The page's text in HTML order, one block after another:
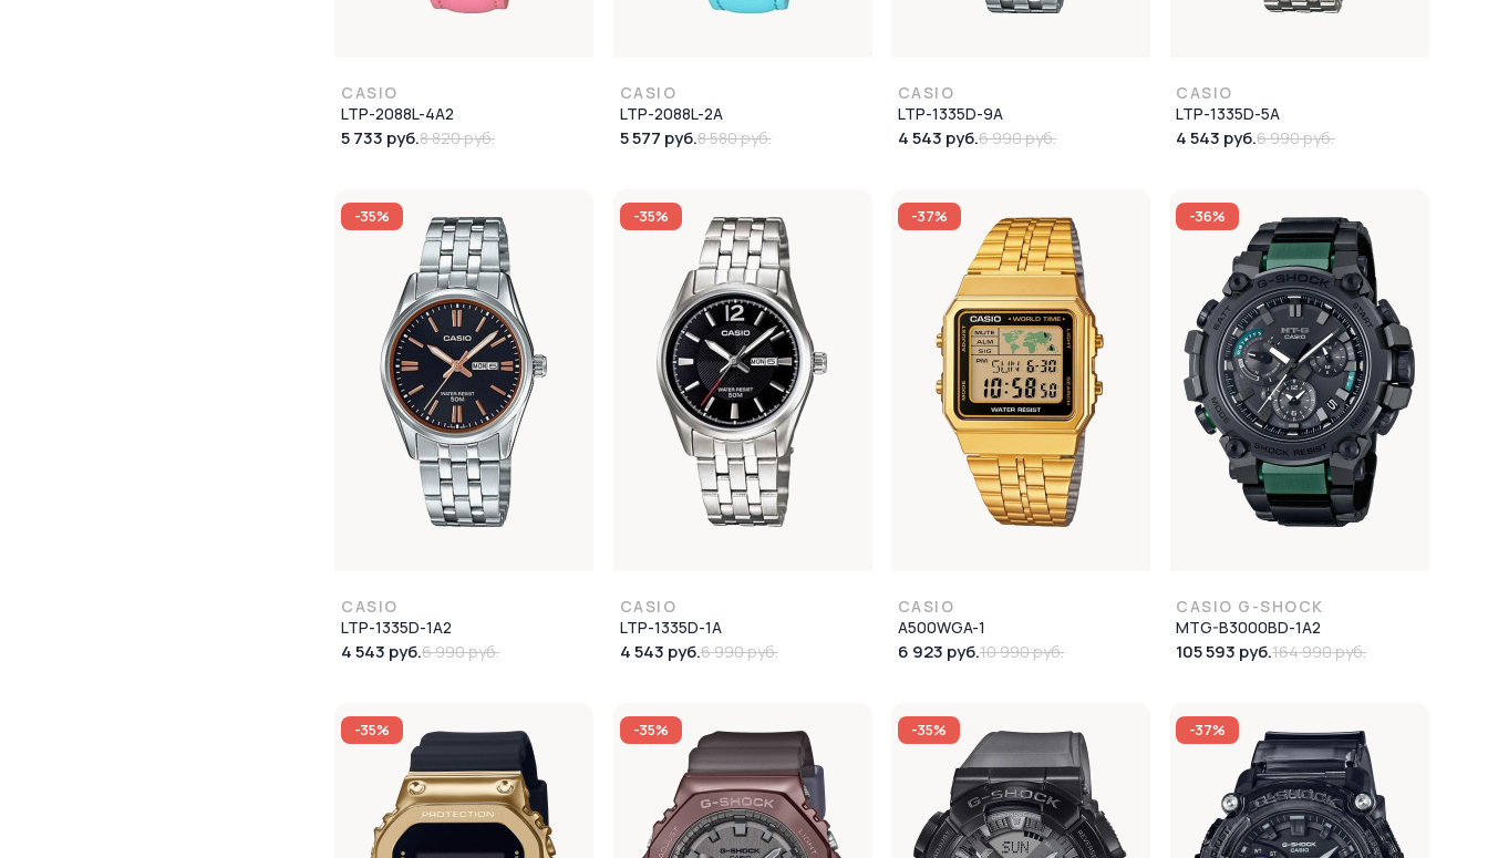
CASIO
LTP-2088L-4A2
5 733 руб.8 820 руб.
CASIO
LTP-2088L-2A
5 577 руб.8 580 руб.
CASIO
LTP-1335D-9A
4 543 руб.6 990 руб.
CASIO
LTP-1335D-5A
4 543 руб.6 990 руб.
-35%
CASIO
LTP-1335D-1A2
4 543 руб.6 990 руб.
-35%
CASIO
LTP-1335D-1A
4 543 руб.6 990 руб.
-37%
CASIO
A500WGA-1
6 923 руб.10 990 руб.
-36%
CASIO G-SHOCK
MTG-B3000BD-1A2
105 593 руб.164 990 руб.
-35% -35% -35% -37%